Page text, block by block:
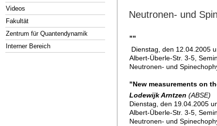
Videos
Fakultät
Zentrum für Quantendynamik
Interner Bereich
Neutronen- und
""
Dienstag, den 12.04.2005
Albert-Überle-Str. 3-5,
Neutronen- und
"New measurements on
Lodewijk Arntzen (ABSE)
Dienstag, den 19.04.2005
Albert-Überle-Str. 3-5,
Neutronen- und